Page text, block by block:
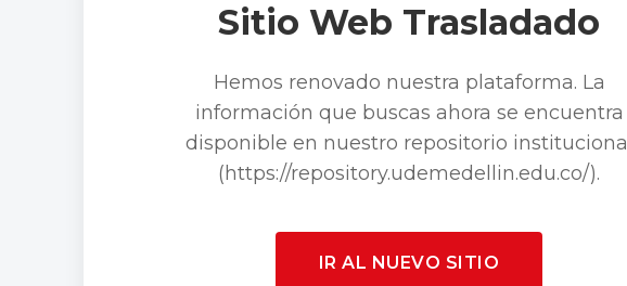
Sitio Web Trasladado
Hemos renovado nuestra plataforma. La
información que buscas ahora se encuentra
disponible en nuestro repositorio institucional
(https://repository.udemedellin.edu.co/).
IR AL NUEVO SITIO